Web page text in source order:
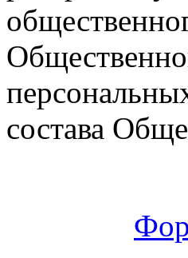
состава